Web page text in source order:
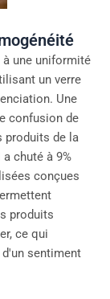
une uniformité
un verre
Une
confusion de
produits de la
chuté à 9%
conçues
produits
ce qui
sentiment